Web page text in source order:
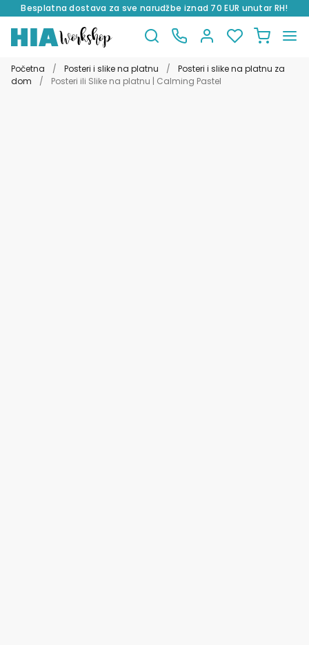
Besplatna dostava za sve narudžbe iznad 70 EUR unutar RH!
na
navigaciju
do
sadržaja
Početna / Posteri i slike na platnu /
Posteri i slike na platnu za
dom
/ Posteri ili Slike na platnu | Calming Pastel